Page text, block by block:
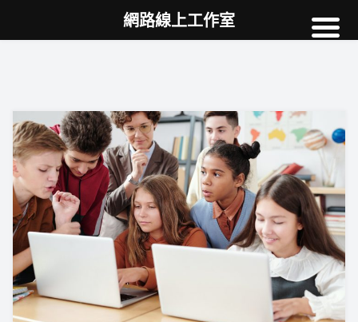
高雄網頁設計
網站SEO
NEWS
教學
AI
網路線上工作室